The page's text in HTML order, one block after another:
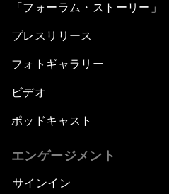
「フォーラム・ストーリー」
プレスリリース
フォトギャラリー
ビデオ
ポッドキャスト
エンゲージメント
サインイン